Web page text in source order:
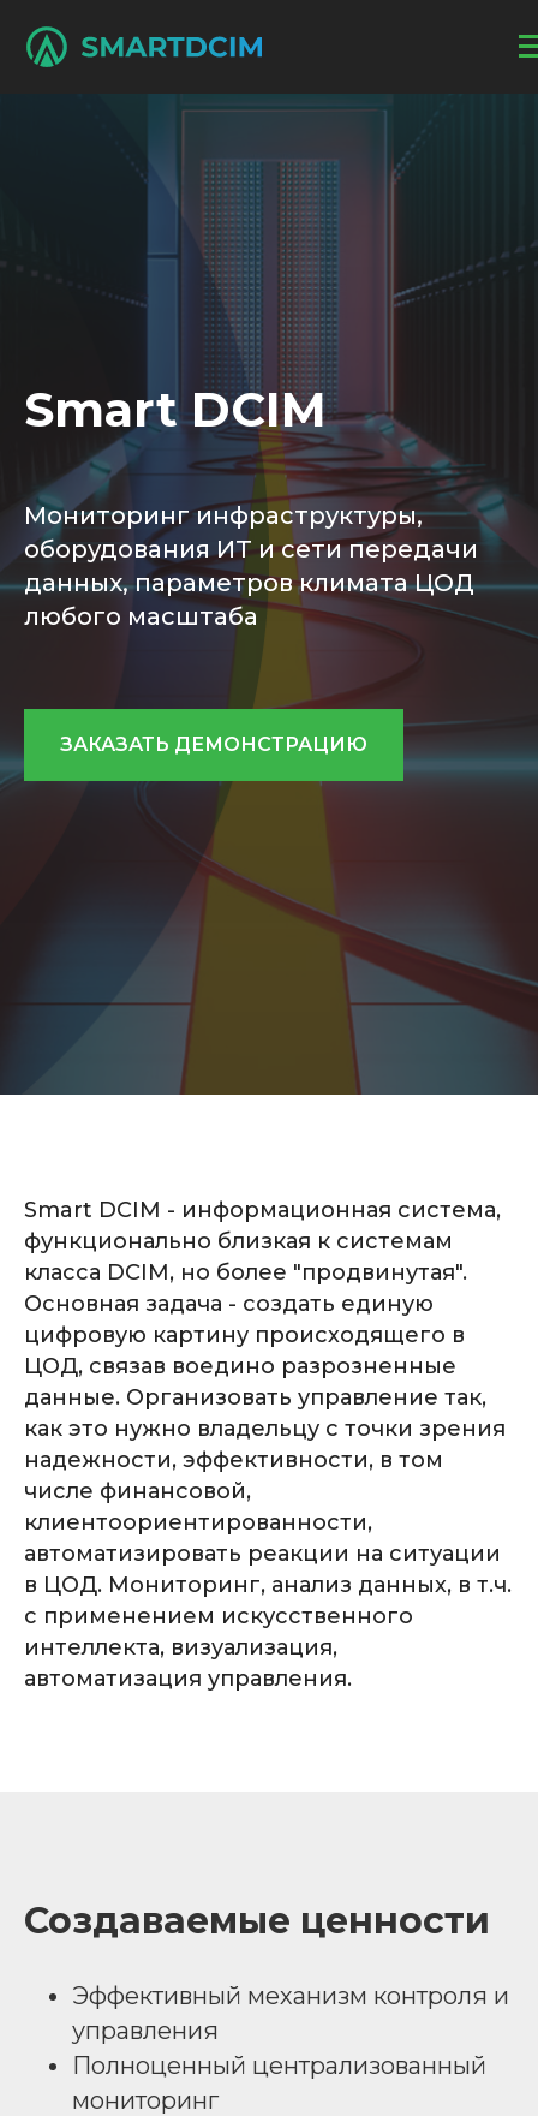
Smart DCIM
Мониторинг инфраструктуры,
оборудования ИТ и сети передачи
данных, параметров климата ЦОД
любого масштаба
ЗАКАЗАТЬ ДЕМОНСТРАЦИЮ
Smart DCIM - информационная система,
функционально близкая к системам
класса DCIM, но более "продвинутая".
Основная задача - создать единую
цифровую картину происходящего в
ЦОД, связав воедино разрозненные
данные. Организовать управление так,
как это нужно владельцу с точки зрения
надежности, эффективности, в том
числе финансовой,
клиентоориентированности,
автоматизировать реакции на ситуации
в ЦОД. Мониторинг, анализ данных, в т.ч.
с применением искусственного
интеллекта, визуализация,
автоматизация управления.
Создаваемые ценности
Эффективный механизм контроля и
управления
Полноценный централизованный
мониторинг